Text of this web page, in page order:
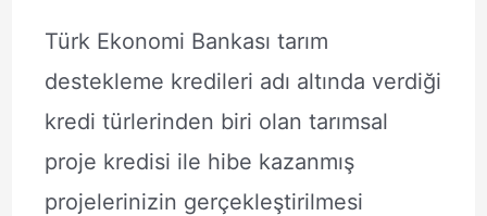
Türk Ekonomi Bankası tarım
destekleme kredileri adı altında verdiği
kredi türlerinden biri olan tarımsal
proje kredisi ile hibe kazanmış
projelerinizin gerçekleştirilmesi